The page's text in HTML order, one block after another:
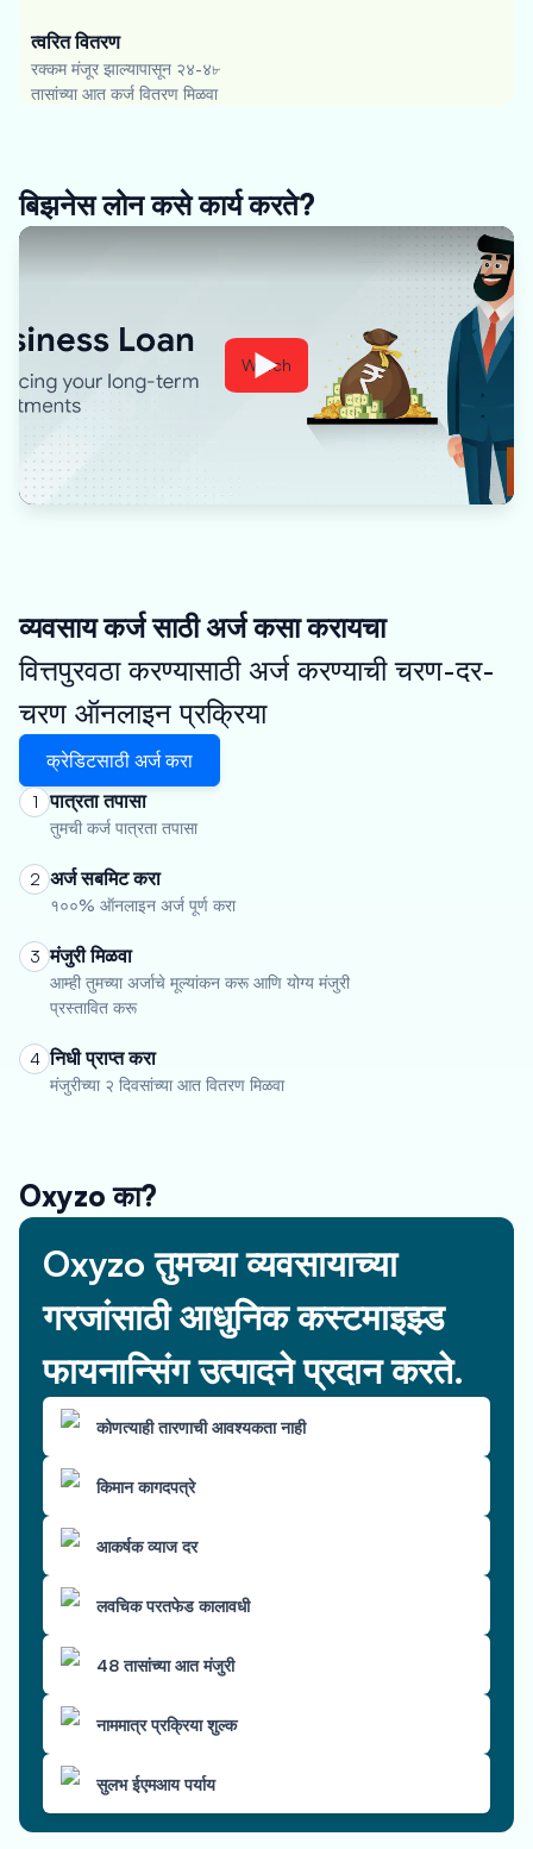
त्वरित वितरण
रक्कम मंजूर झाल्यापासून २४-४৮
तासांच्या आत कर्ज वितरण मिळवा
बिझनेस लोन कसे कार्य करते?
Watch
व्यवसाय कर्ज साठी अर्ज कसा करायचा
वित्तपुरवठा करण्यासाठी अर्ज करण्याची चरण-दर-
चरण ऑनलाइन प्रक्रिया
क्रेडिटसाठी अर्ज करा
1 पात्रता तपासा
तुमची कर्ज पात्रता तपासा
2 अर्ज सबमिट करा
१००% ऑनलाइन अर्ज पूर्ण करा
3 मंजुरी मिळवा
आम्ही तुमच्या अर्जाचे मूल्यांकन करू आणि योग्य मंजुरी
प्रस्तावित करू
4 निधी प्राप्त करा
मंजुरीच्या २ दिवसांच्या आत वितरण मिळवा
Oxyzo का?
Oxyzo तुमच्या व्यवसायाच्या
गरजांसाठी आधुनिक कस्टमाइझ्ड
फायनान्सिंग उत्पादने प्रदान करते.
कोणत्याही तारणाची आवश्यकता नाही
किमान कागदपत्रे
आकर्षक व्याज दर
लवचिक परतफेड कालावधी
48 तासांच्या आत मंजुरी
नाममात्र प्रक्रिया शुल्क
सुलभ ईएमआय पर्याय